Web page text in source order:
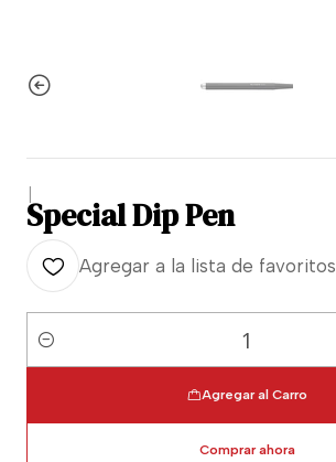
|
Special Dip Pen
Agregar a la lista de favoritos
Cantidad
Agregar al Carro
Comprar ahora